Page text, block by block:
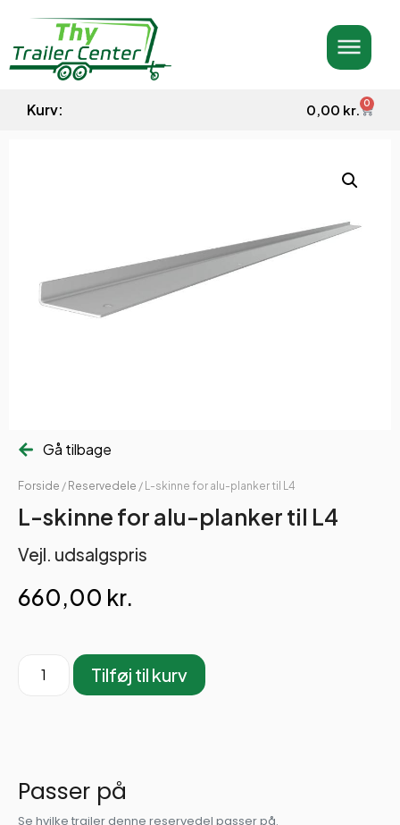
Kurv: 0,00 kr. 0
Gå tilbage
Forside / Reservedele / L-skinne for alu-planker til L4
L-skinne for alu-planker til L4
Vejl. udsalgspris
660,00 kr.
Tilføj til kurv
Passer på
Se hvilke trailer denne reservedel passer på.